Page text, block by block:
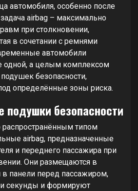
автомобиля, особенно после
airbag – максимально
при столкновении,
в сочетании с ремнями
автомобили
одной, а целым комплексом
безопасности,
определённые зоны риска.
безопасности
типом
airbag, предназначенные
и переднего пассажира при
Они размещаются в
панели перед пассажиром,
секунды и формируют